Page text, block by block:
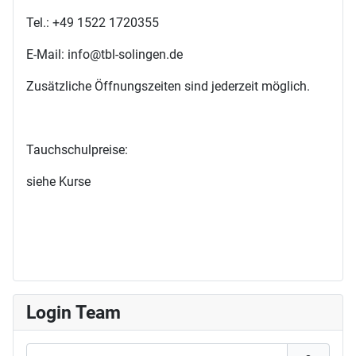
Tel.: +49 1522 1720355
E-Mail: info@tbl-solingen.de
Zusätzliche Öffnungszeiten sind jederzeit möglich.
Tauchschulpreise:
siehe Kurse
Login Team